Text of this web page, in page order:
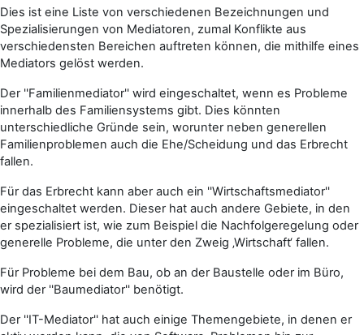
Dies ist eine Liste von verschiedenen Bezeichnungen und
Spezialisierungen von Mediatoren, zumal Konflikte aus
verschiedensten Bereichen auftreten können, die mithilfe eines
Mediators gelöst werden.
Der ''Familienmediator'' wird eingeschaltet, wenn es Probleme
innerhalb des Familiensystems gibt. Dies könnten
unterschiedliche Gründe sein, worunter neben generellen
Familienproblemen auch die Ehe/Scheidung und das Erbrecht
fallen.
Für das Erbrecht kann aber auch ein ''Wirtschaftsmediator''
eingeschaltet werden. Dieser hat auch andere Gebiete, in den
er spezialisiert ist, wie zum Beispiel die Nachfolgeregelung oder
generelle Probleme, die unter den Zweig ‚Wirtschaft‘ fallen.
Für Probleme bei dem Bau, ob an der Baustelle oder im Büro,
wird der ''Baumediator'' benötigt.
Der ''IT-Mediator'' hat auch einige Themengebiete, in denen er